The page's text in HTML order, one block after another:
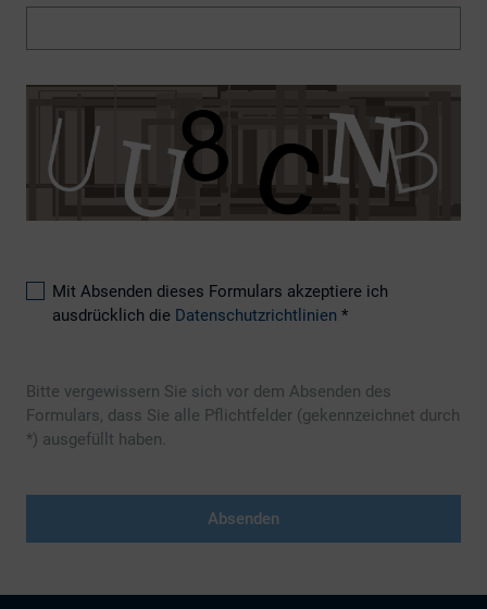
Mit Absenden dieses Formulars akzeptiere ich
ausdrücklich die Datenschutzrichtlinien *
Bitte vergewissern Sie sich vor dem Absenden des
Formulars, dass Sie alle Pflichtfelder (gekennzeichnet durch
*) ausgefüllt haben.
Absenden